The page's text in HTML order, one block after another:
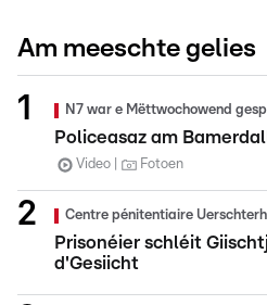
Am meeschte gelies
N7 war e Mëttwochowend
Policeasaz am
Video Fotoen
Centre pénitentiaire
Prisonéier schléit
d'Gesiicht